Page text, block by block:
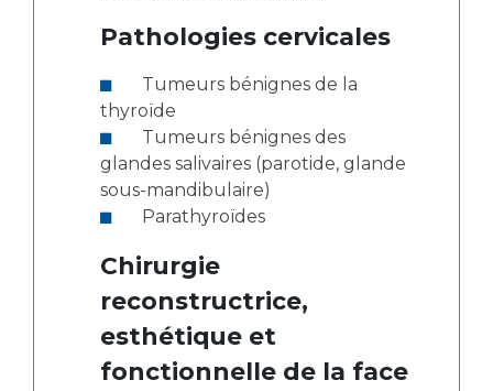
Pathologies cervicales
thyroïde
glandes salivaires (parotide, glande
sous-mandibulaire)
Parathyroïdes
Chirurgie
reconstructrice,
esthétique et
fonctionnelle de la face